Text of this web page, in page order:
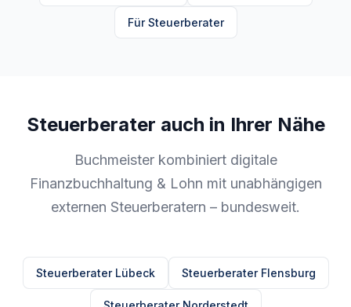
Für Steuerberater
Steuerberater auch in Ihrer Nähe
Buchmeister kombiniert digitale
Finanzbuchhaltung & Lohn mit unabhängigen
externen Steuerberatern – bundesweit.
Steuerberater Lübeck Steuerberater Flensburg